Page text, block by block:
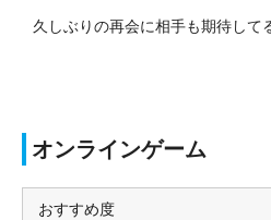
久しぶりの再会に相手も期待して
オンラインゲーム
おすすめ度